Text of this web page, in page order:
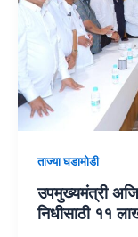
ताज्या घडामोडी
उपमुख्यमंत्री
निधीसाठी ११